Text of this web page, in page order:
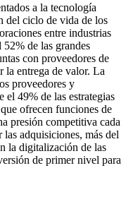
a la tecnología
del ciclo de vida de los
entre industrias
52% de las grandes
con proveedores de
la entrega de valor. La
proveedores y
49% de las estrategias
ofrecen funciones de
presión competitiva cada
adquisiciones, más del
la digitalización de las
de primer nivel para